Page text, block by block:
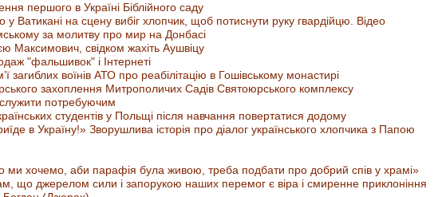
першого в Україні Біблійного саду
у Ватикані на сцену вибіг хлопчик, щоб потиснути руку гвардійцю. Відео
за молитву про мир на Донбасі
Максимович, свідком жахіть Аушвіцу
"фальшивок" і Інтернеті
загиблих воїнів АТО про реабілітацію в Гошівському монастирі
захоплення Митрополичих Садів Святоюрського комплексу
потребуючим
студентів у Польщі після навчання повертатися додому
в Україну!» Зворушлива історія про діалог українського хлопчика з Папою
хочемо, аби парафія була живою, треба подбати про добрий спів у храмі»
що джерелом сили і запорукою наших перемог є віра і смиренне приклоніння